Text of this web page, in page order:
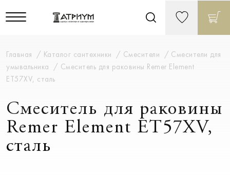
Главная Каталог сантехники Смесители
Смесители для
умывальника
Смеситель для раковины Remer Element
ET57XV, сталь
Смеситель для раковины
Remer Element ET57XV,
сталь